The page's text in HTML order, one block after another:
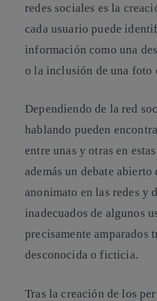
redes sociales es la
cada usuario puede
información como una
o la inclusión de una foto
Dependiendo de la red
hablando pueden
entre unas y otras en
además un debate abierto
anonimato en las redes y
inadecuados de algunos
precisamente amparados
desconocida o ficticia.
Tras la creación de los